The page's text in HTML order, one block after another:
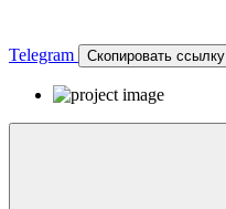
Telegram
Скопировать ссылку